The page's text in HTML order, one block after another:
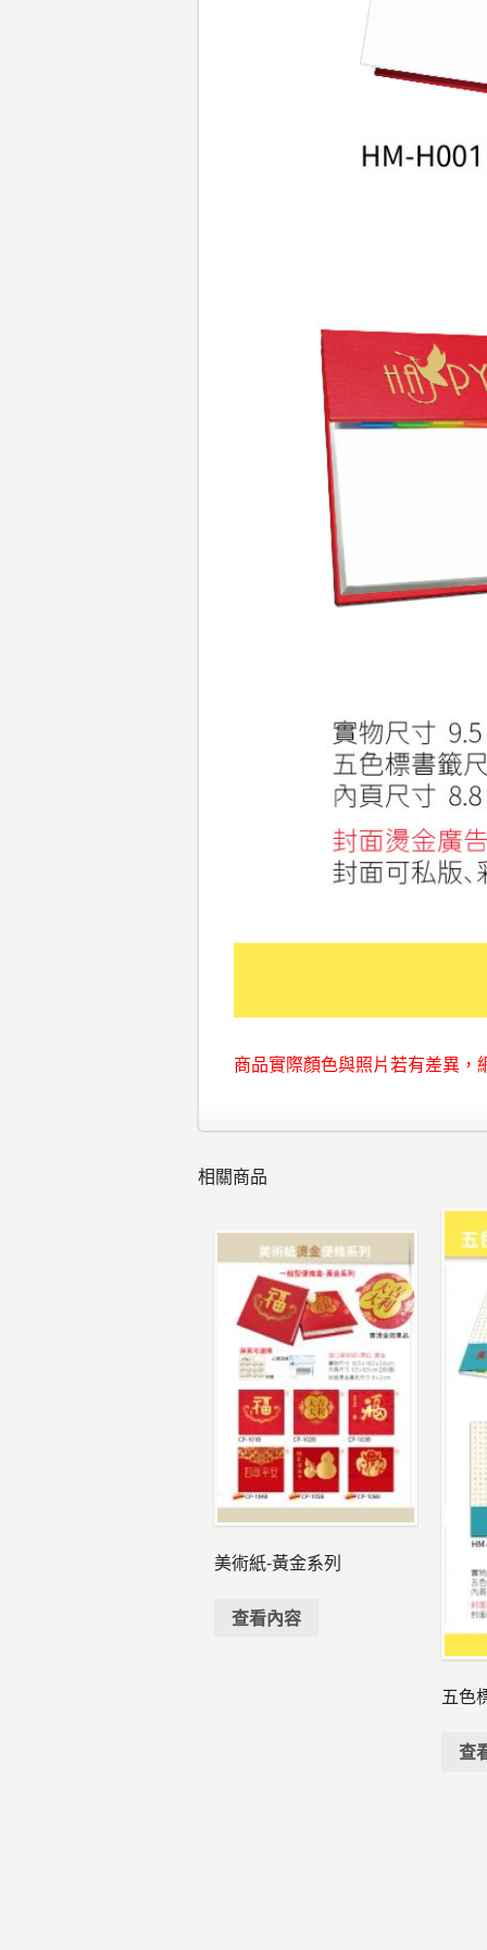
商品實際顏色與照片若有差異
相關商品
美術紙-黃金系列
查看內容
五色
查